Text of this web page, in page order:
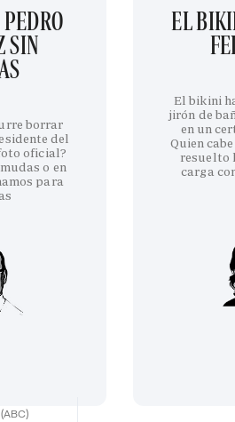
SIN
borrar
del
oficial?
o en
para
EL
El bikini
jirón de
en un
Quien
resuelto
carga
(ABC)